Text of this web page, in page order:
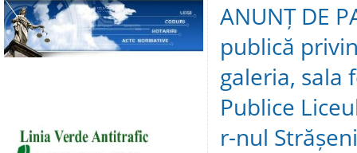
ANUNȚ DE
publică
galeria, sala
Publice
r-nul